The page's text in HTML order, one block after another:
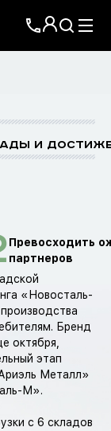
и
Превосходить
партнеров
«Новосталь-
Бренд
октября,
этап
Металл»
М».
с 6 складов